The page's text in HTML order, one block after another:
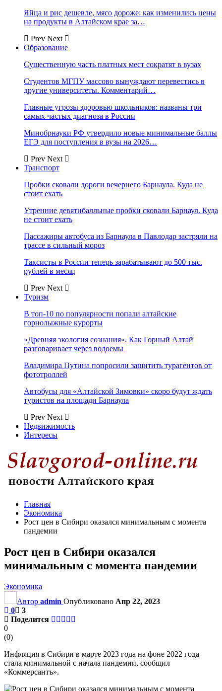
Яйца и рис дешевле, мясо дороже: как изменились цены
на продукты в Алтайском крае за…
Prev Next
Образование
Существенную часть платных мест сократят в вузах
Студентов МГПУ массово вынуждают перевестись в
другие университеты. Комментарий…
Главные угрозы здоровью школьников: названы три
самых частых диагноза в России
Минобрнауки РФ утвердило новые минимальные баллы
ЕГЭ для поступления в вузы на 2026…
Prev Next
Транспорт
Пробки сковали дороги вечернего Барнаула. Куда не
стоит ехать
Утренние девятибалльные пробки сковали Барнаул. Куда
не стоит ехать
Пассажиры автобуса из Барнаула в Павлодар застряли на
трассе в сильный мороз
Таксисты в России теперь зарабатывают до 500 тыс.
рублей в месяц
Prev Next
Туризм
В топ-10 по популярности попали алтайские
горнолыжные курорты
«Древняя экология сознания». Как Горный Алтай
разговаривает через водоемы
Владимира Путина попросили защитить турагентов от
фототроллей
Автобусы для «Алтайской Зимовки» скоро будут ждать
туристов на площади Барнаула
Prev Next
Недвижимость
Интересы
Главная
Экономика
Рост цен в Сибири оказался минимальным с момента
пандемии
Рост цен в Сибири оказался
минимальным с момента пандемии
Экономика
Автор admin Опубликовано Апр 22, 2023
0
3
Поделится
0
(0)
Инфляция в Сибири в марте 2023 года на фоне 2022 года
стала минимальной с начала пандемии, сообщил
«Коммерсантъ».